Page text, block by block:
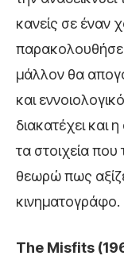
κανείς σε έναν
μάλλον θα
και
διακατέχει και
τα στοιχεία
θεωρώ πως
κινηματογράφο.
The Misfits